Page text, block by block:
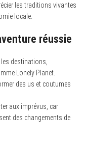
les traditions vivantes
locale.
réussie
destinations,
Lonely Planet.
des us et coutumes
aux imprévus, car
des changements de